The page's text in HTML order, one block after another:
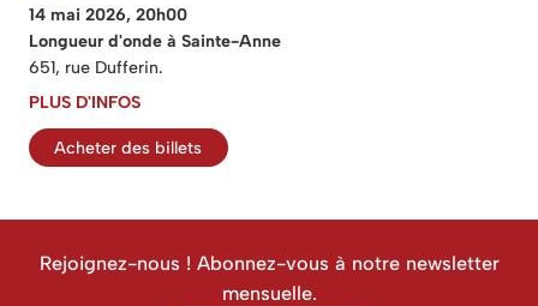
14 mai 2026, 20h00
Longueur d'onde à Sainte-Anne
651, rue Dufferin.
PLUS D'INFOS
Acheter des billets
Rejoignez-nous ! Abonnez-vous à notre newsletter
mensuelle.